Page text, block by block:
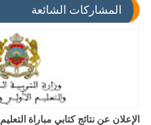
المشاركات الشائعة
الإعلان عن نتائج كتابي مباراة التعليم 2021